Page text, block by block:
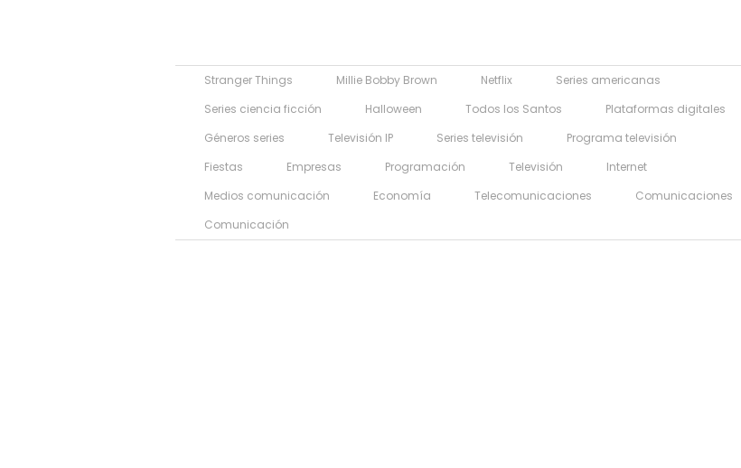
Stranger Things Millie Bobby Brown Netflix
Series americanas
Series ciencia ficción
Halloween Todos los Santos
Plataformas digitales
Géneros series
Televisión IP Series televisión
Programa televisión
Fiestas
Empresas Programación Televisión
Internet
Medios comunicación
Economía Telecomunicaciones
Comunicaciones
Comunicación